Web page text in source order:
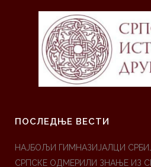
ПОСЛЕДЊЕ ВЕСТИ
НАЈБОЉИ ГИМНАЗИЈАЛЦИ
СРПСКЕ ОДМЕРИЛИ ЗНАЊЕ ИЗ